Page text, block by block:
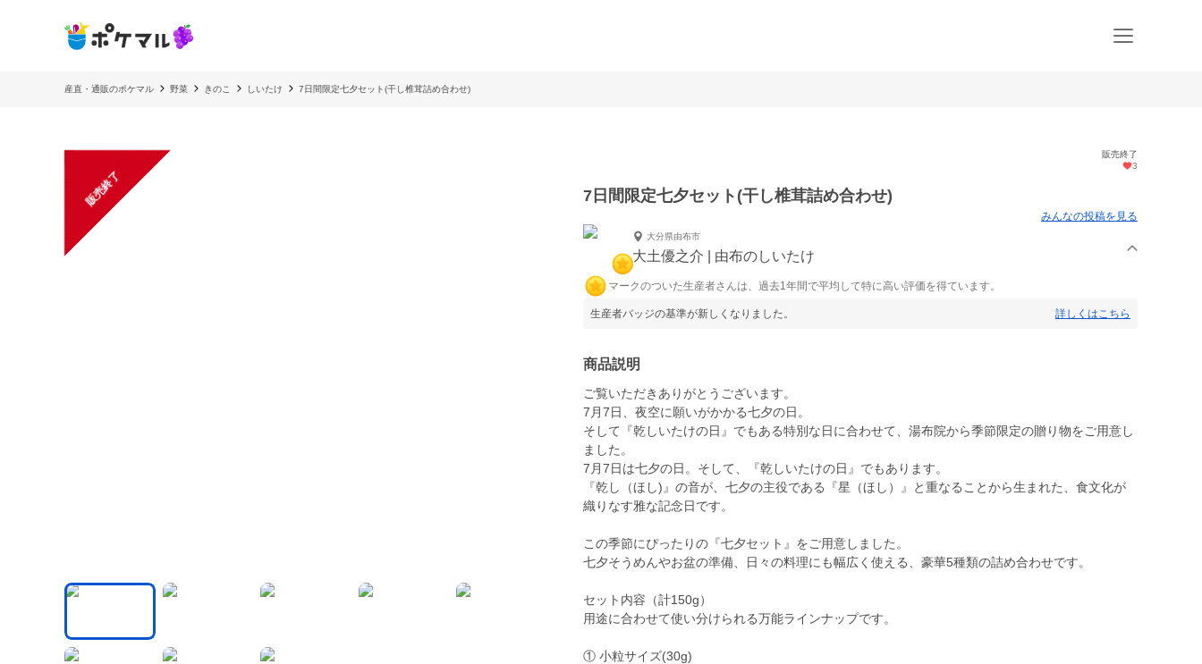
産直・通販のポケマル 野菜 きのこ しいたけ 7日間限定七夕セット(干し椎茸詰め合わせ)
販売終了
販売終了
3
7日間限定七夕セット(干し椎茸詰め合わせ)
みんなの投稿を見る
大分県由布市
大土優之介 | 由布のしいたけ
マークのついた生産者さんは、過去1年間で平均して特に高い評価を得ています。
生産者バッジの基準が新しくなりました。 詳しくはこちら
商品説明
ご覧いただきありがとうございます。
7月7日、夜空に願いがかかる七夕の日。
そして『乾しいたけの日』でもある特別な日に合わせて、湯布院から季節限定の贈り物をご用意し
ました。
7月7日は七夕の日。そして、『乾しいたけの日』でもあります。
『乾し（ほし)』の音が、七夕の主役である『星（ほし）』と重なることから生まれた、食文化が
織りなす雅な記念日です。
この季節にぴったりの『七夕セット』をご用意しました。
七夕そうめんやお盆の準備、日々の料理にも幅広く使える、豪華5種類の詰め合わせです。
セット内容（計150g）
用途に合わせて使い分けられる万能ラインナップです。
① 小粒サイズ(30g)